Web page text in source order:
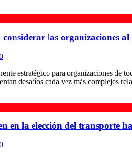
considerar las organizaciones
0
estratégico para organizaciones de
desafíos cada vez más complejos
en la elección del transporte
0